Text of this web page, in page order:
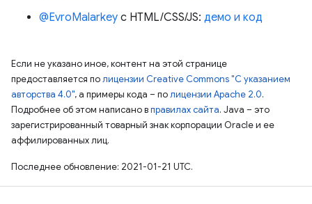
@EvroMalarkey с HTML/CSS/JS: демо и код
Если не указано иное, контент на этой странице
предоставляется полицензии Creative Commons "С указанием
авторства 4.0", а примеры кода – полицензии Apache 2.0.
Подробнее об этом написано вправилах сайта. Java – это
зарегистрированный товарный знак корпорации Oracle и ее
аффилированных лиц.
Последнее обновление: 2021-01-21 UTC.